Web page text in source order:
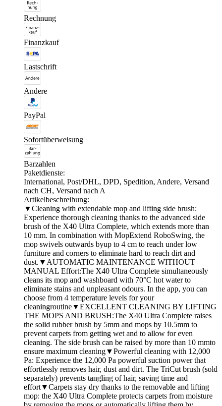
Rechnung
Finanzkauf
Lastschrift
Andere
PayPal
Sofortüberweisung
Barzahlen
Paketdienste:
International, Post/DHL, DPD, Spedition, Andere, Versand
nach CH, Versand nach A
Artikelbeschreibung:
▼Cleaning with extendable mop and lifting side brush:
Experience thorough cleaning thanks to the advanced side
brush of the X40 Ultra Complete, which extends more than
10 mm. In combination with MopExtend RoboSwing, the
mop swivels outwards byup to 4 cm to reach under low
furniture and corners to eliminate hard to reach dirt and
dust.▼AUTOMATIC MAINTENANCE WITHOUT
MANUAL Effort:The X40 Ultra Complete simultaneously
cleans its mop and washboard with 70°C hot water to
eliminate stains and unpleasant odours. In the app, you can
choose from 4 temperature levels for your
cleaningroutine▼EXCELLENT CLEANING BY LIFTING
THE MOPS AND BRUSH:The X40 Ultra Complete raises
the solid rubber brush by 5mm and mops by 10.5mm to
prevent carpets from getting wet and to allow for even
cleaning. The side brush can be raised by more than 10 mmto
ensure maximum cleaning▼Powerful cleaning with 12,000
Pa: Experience the 12,000 Pa powerful suction power that
effortlessly removes hair, dust and dirt. The TriCut brush (sold
separately) prevents tangling of hair, saving time and
effort▼Carpets stay dry thanks to the removable and lifting
mop: the X40 Ultra Complete protects carpets from moisture